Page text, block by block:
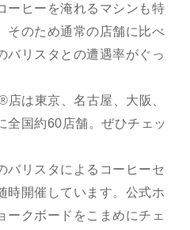
ーヒーを淹れるマシンも特
そのため通常の店舗に比べ
バリスタとの遭遇率がぐっ
は東京、名古屋、大阪、
全国約60店舗。ぜひチェッ
バリスタによるコーヒーセ
時開催しています。公式ホ
ークボードをこまめにチェ